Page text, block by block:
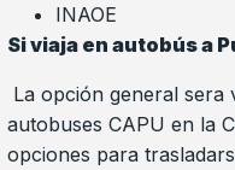
INAOE
Si viaja en autobús a
La opción general sera
autobuses CAPU en la
opciones para